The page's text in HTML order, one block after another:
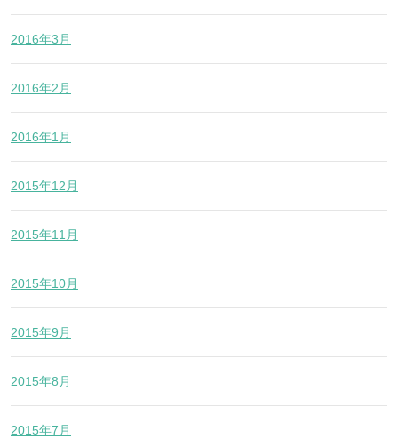
2016年3月
2016年2月
2016年1月
2015年12月
2015年11月
2015年10月
2015年9月
2015年8月
2015年7月